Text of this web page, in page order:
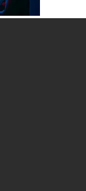
- Filtre photo -
de 49 euros